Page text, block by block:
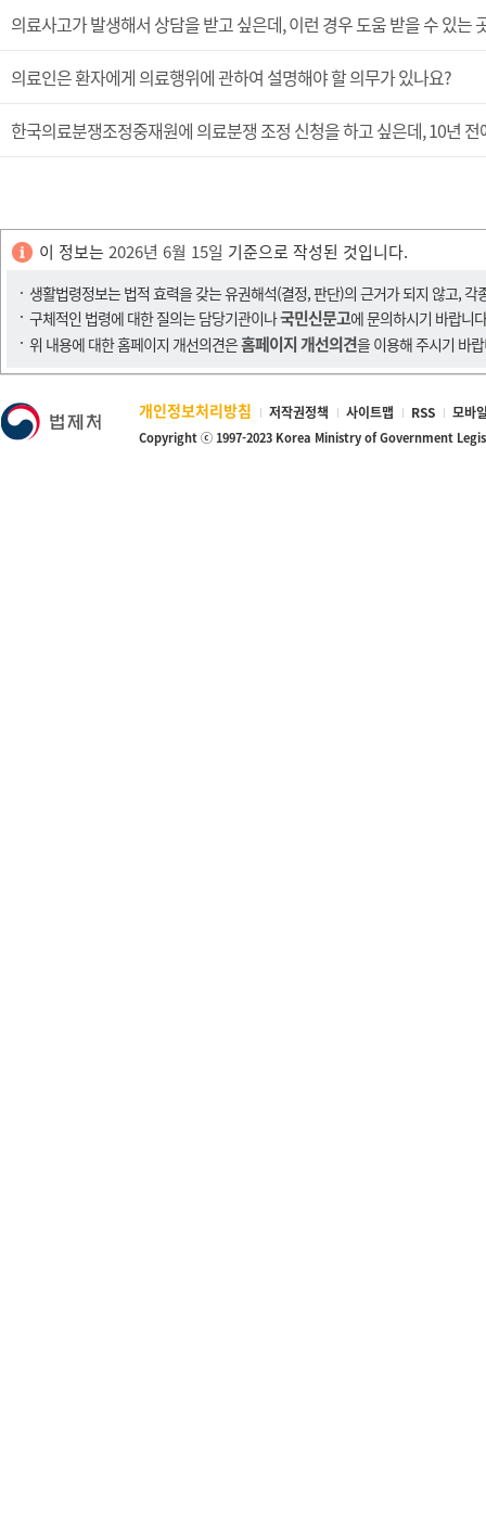
의료사고가 발생해서 상담을 받고 싶은데, 이런 경우 도움 받을 수 있는
의료인은 환자에게 의료행위에 관하여 설명해야 할 의무가 있나요?
한국의료분쟁조정중재원에 의료분쟁 조정 신청을 하고 싶은데, 10년
이 정보는 2026년 6월 15일 기준으로 작성된 것입니다.
생활법령정보는 법적 효력을 갖는 유권해석(결정, 판단)의 근거가 되지 않고,
구체적인 법령에 대한 질의는 담당기관이나국민신문고에 문의하시기 바랍니
위 내용에 대한 홈페이지 개선의견은홈페이지 개선의견을 이용해 주시기 바
개인정보처리방침 저작권정책 사이트맵 RSS 모바
Copyright ⓒ 1997-2023 Korea Ministry of Government